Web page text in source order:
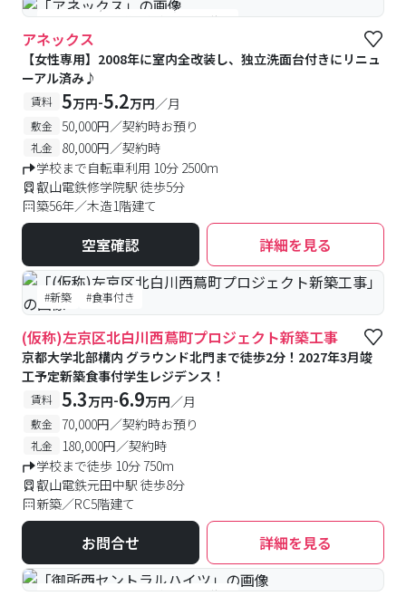
#女性専用 #予約受付中 #空室待ち
アネックス
【女性専用】2008年に室内全改装し、独立洗面台付きにリニュ
ーアル済み♪
賃料 5万円-5.2万円／月
敷金 50,000円／契約時お預り
礼金
80,000円／契約時
学校まで自転車利用 10分 2500m
叡山電鉄修学院駅 徒歩5分
築56年／木造1階建て
空室確認 詳細を見る
#新築 #食事付き
(仮称)左京区北白川西蔦町プロジェクト新築工事
京都大学北部構内 グラウンド北門まで徒歩2分！2027年3月竣
工予定新築食事付学生レジデンス！
賃料 5.3万円-6.9万円／月
敷金 70,000円／契約時お預り
礼金
180,000円／契約時
学校まで徒歩 10分 750m
叡山電鉄元田中駅 徒歩8分
新築／RC5階建て
お問合せ 詳細を見る